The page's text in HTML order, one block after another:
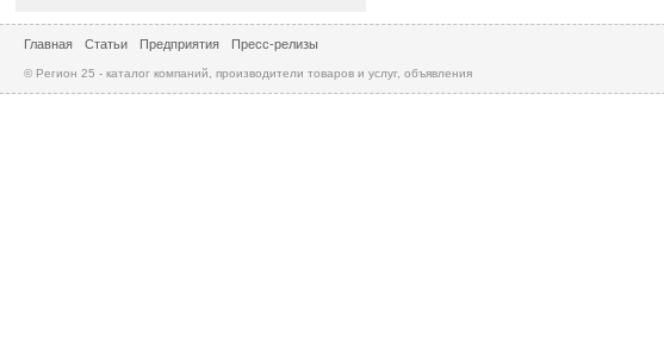
Главная Статьи Предприятия Пресс-релизы
© Регион 25 - каталог компаний, производители товаров и услуг, объявления